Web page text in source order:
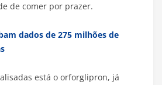
de comer por prazer.
dados de 275 milhões de
está o orforglipron, já